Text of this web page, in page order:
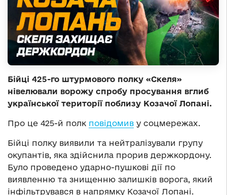
Бійці 425-го штурмового полку «Скеля»
нівелювали ворожу спробу просування вглиб
української території поблизу Козачої Лопані.
Про це 425-й полк повідомив у соцмережах.
Бійці полку виявили та нейтралізували групу
окупантів, яка здійснила прорив держкордону.
Було проведено ударно-пушкові дії по
виявленню та знищенню залишків ворога, який
інфільтрувався в напрямку Козачої Лопані.